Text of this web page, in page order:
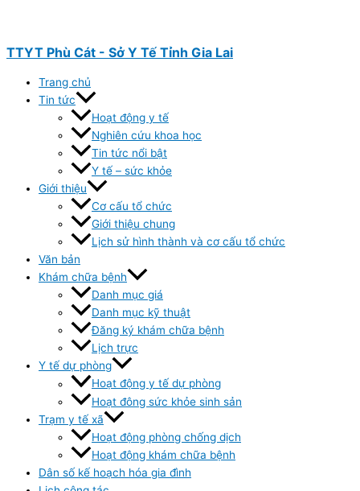
dung
TTYT Phù Cát - Sở Y Tế Tỉnh Gia Lai
Trang chủ
Tin tức
Hoạt động y tế
Nghiên cứu khoa học
Tin tức nổi bật
Y tế – sức khỏe
Giới thiệu
Cơ cấu tổ chức
Giới thiệu chung
Lịch sử hình thành và cơ cấu tổ chức
Văn bản
Khám chữa bệnh
Danh mục giá
Danh mục kỹ thuật
Đăng ký khám chữa bệnh
Lịch trực
Y tế dự phòng
Hoạt động y tế dự phòng
Hoạt đông sức khỏe sinh sản
Trạm y tế xã
Hoạt động phòng chống dịch
Hoạt động khám chữa bệnh
Dân số kế hoạch hóa gia đình